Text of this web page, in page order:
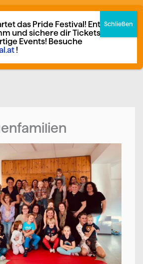
F
a
c
k
I
n
s
a
m
das Pride Festival! Entdecke
und sichere dir Tickets für
Events! Besuche
!